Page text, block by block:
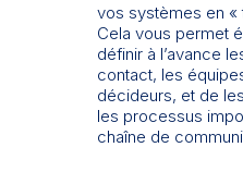
vos systèmes en «
Cela vous permet
définir à l’avance
contact, les
décideurs, et de
les processus
chaîne de